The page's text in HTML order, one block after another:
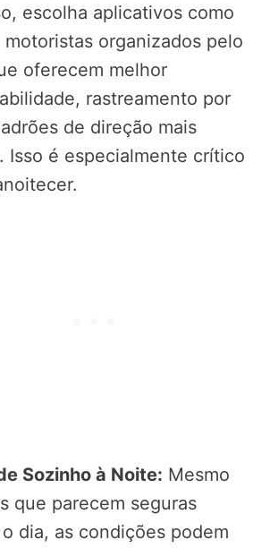
escolha aplicativos como
motoristas organizados pelo
oferecem melhor
rastreamento por
de direção mais
Isso é especialmente crítico
Sozinho à Noite: Mesmo
que parecem seguras
dia, as condições podem